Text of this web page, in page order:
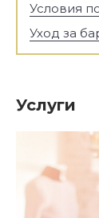
Условия
Уход за
Услуги